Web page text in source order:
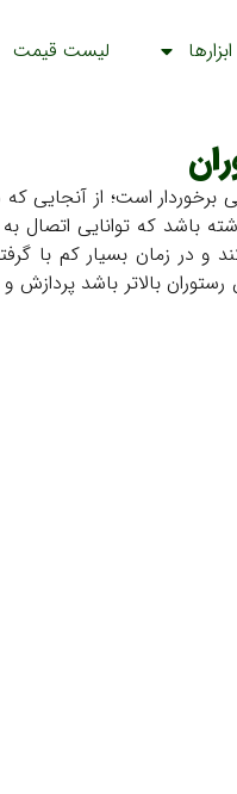
ابزارها لیست قیمت
برخوردار است؛ از
باشد که توانایی اتصال
و در زمان بسیار کم با
بالاتر باشد